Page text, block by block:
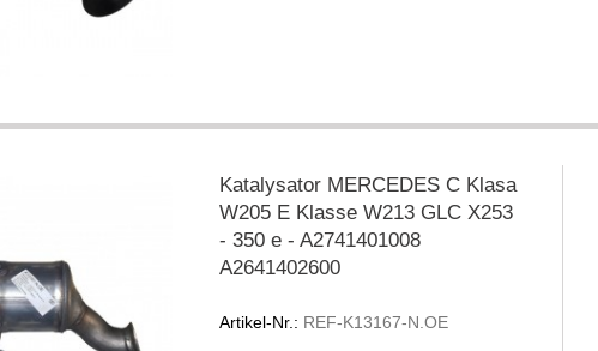
Katalysator MERCEDES C Klasa
W205 E Klasse W213 GLC X253
- 350 e - A2741401008
A2641402600
Artikel-Nr.: REF-K13167-N.OE